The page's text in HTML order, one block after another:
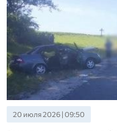
20 июля 2026 | 09:50